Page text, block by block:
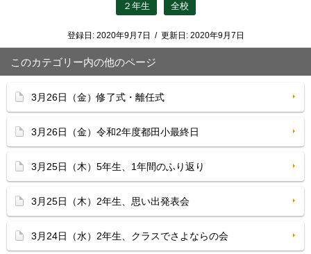
２年生
全校
登録日: 2020年9月7日 / 更新日: 2020年9月7日
このカテゴリー内の他のページ
3月26日（金）修了式・離任式
3月26日（金）令和2年度都田小最終日
3月25日（木）5年生、1年間のふり返り
3月25日（木）2年生、思い出発表会
3月24日（水）2年生、クラスでさよならの会